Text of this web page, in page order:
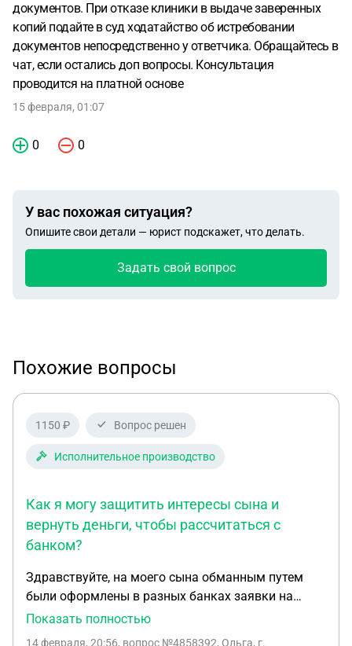
документов. При отказе клиники в выдаче заверенных
копий подайте в суд ходатайство об истребовании
документов непосредственно у ответчика. Обращайтесь в
чат, если остались доп вопросы. Консультация
проводится на платной основе
15 февраля, 01:07
0 0
У вас похожая ситуация?
Опишите свои детали — юрист подскажет, что делать.
Задать свой вопрос
Похожие вопросы
1150 ₽ Вопрос решен
Исполнительное производство
Как я могу защитить интересы сына и
вернуть деньги, чтобы рассчитаться с
банком?
Здравствуйте, на моего сына обманным путем
были оформлены в разных банках заявки на
получение кредита( забрали сим карту, попросили
Показать полностью
14 февраля, 20:56, вопрос №4858392, Ольга, г.